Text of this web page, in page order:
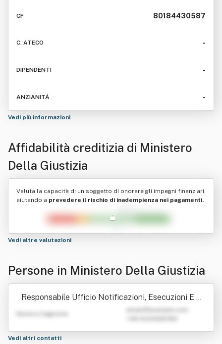
CF 80184430587
C. ATECO -
DIPENDENTI -
ANZIANITÁ -
Vedi più informazioni
Affidabilità creditizia di Ministero
Della Giustizia
Valuta la capacità di un soggetto di onorare gli impegni finanziari,
aiutando a prevedere il rischio di inadempienza nei pagamenti.
Vedi altre valutazioni
Persone in Ministero Della Giustizia
Responsabile Ufficio Notificazioni, Esecuzioni E Pr
otesti Presso Il Tribunale Ordinario Di Tempio Pau
Nome e Cognome
Vedi altri contatti